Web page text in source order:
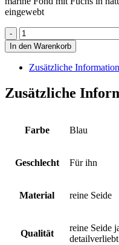
eingewebt
Krawatte
mit
Fuchs
all-
over
eingewebt
auf
Menge
In den Warenkorb
Zusätzliche Information
Zusätzliche
Farbe Blau
Geschlecht Für ihn
Material reine Seide
Qualität
reine Seide